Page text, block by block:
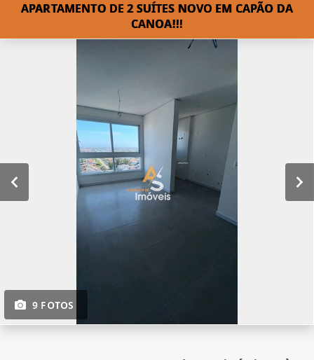
APARTAMENTO DE 2 SUÍTES NOVO EM CAPÃO DA
CANOA!!!
9 FOTOS